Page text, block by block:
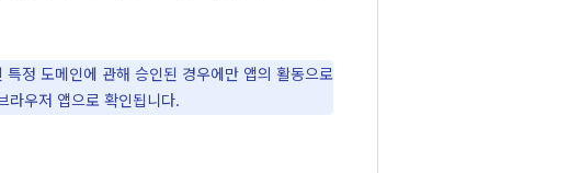
정 도메인에 관해 승인된 경우에만 앱의 활동으로
라우저 앱으로 확인됩니다.